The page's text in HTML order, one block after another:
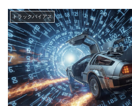
トラックバイアス